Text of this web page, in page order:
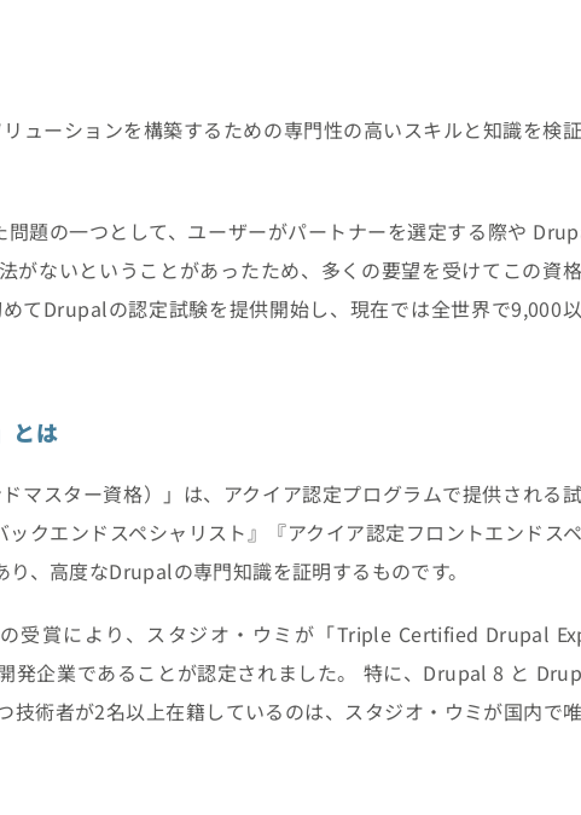
ューションを構築するための専門性の高いスキルと知識を検
題の一つとして、ユーザーがパートナーを選定する際や
がないということがあったため、多くの要望を受けてこの資
てDrupalの認定試験を提供開始し、現在では全世界で9,000
とは
マスター資格）」は、アクイア認定プログラムで提供される
クエンドスペシャリスト』『アクイア認定フロントエンドス
、高度なDrupalの専門知識を証明するものです。
受賞により、スタジオ・ウミが「Triple Certified Drupal
発企業であることが認定されました。 特に、Drupal 8 と
術者が2名以上在籍しているのは、スタジオ・ウミが国内で